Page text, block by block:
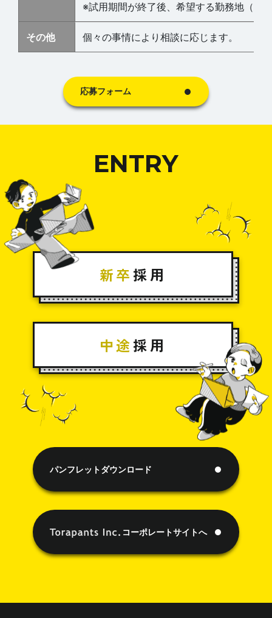
※試用期間が終了後、希望する勤務地（秋
その他 個々の事情により相談に応じます。
応募フォーム
ENTRY
新卒 採用
中途採用
パンフレットダウンロード
コーポレートサイトへ